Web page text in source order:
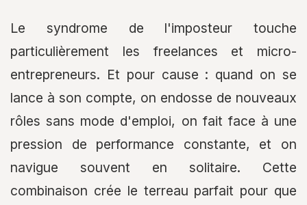
Le syndrome de l'imposteur touche
particulièrement les freelances et micro-
entrepreneurs. Et pour cause : quand on se
lance à son compte, on endosse de nouveaux
rôles sans mode d'emploi, on fait face à une
pression de performance constante, et on
navigue souvent en solitaire. Cette
combinaison crée le terreau parfait pour que